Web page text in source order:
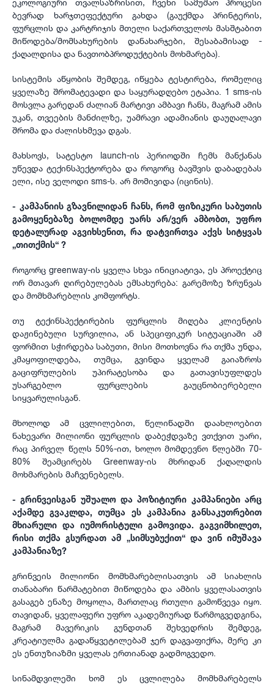
ეკოლოგიური თვალსაზრისით, ჩვენი სამუშაო პროცესი
ბევრად ხარჯთეფექტური გახდა (გაუქმდა პრინტერის,
ფურცლის და კარტრიჯის მთელი საქართველოს მასშტაბით
მიწოდება/მომსახურების დანახარჯები, შესაბამისად -
ქაღალდისა და ნავთობპროდუქტების მოხმარება).
სისტემის აწყობის შემდეგ, იწყება ტესტირება, რომელიც
ყველაზე შრომატევადი და საყურადღებო ეტაპია. 1 sms-ის
მოსვლა გარედან ძალიან მარტივი ამბავი ჩანს, მაგრამ ამის
უკან, თვეების მანძილზე, უამრავი ადამიანის დაუღალავი
შრომა და ძალისხმევა დგას.
მახსოვს, სატესტო launch-ის პერიოდში ჩემს მანქანას
უწევდა ტექინსპექტორება და როგორც ბავშვის დაბადებას
ელი, ისე ველოდი sms-ს. არ მომივიდა (იცინის).
- კამპანიის გზავნილიდან ჩანს, რომ ფიზიკური საბუთის
გამოყენებაზე ბოლომდე უარს არ/ვერ ამბობთ, უფრო
დეტალურად აგვიხსენით, რა დატვირთვა აქვს სიტყვას
„თითქმის“ ?
როგორც greenway-ის ყველა სხვა ინიციატივა, ეს პროექტიც
ორ მთავარ ღირებულებას ემსახურება: გარემოზე ზრუნვას
და მომხმარებლის კომფორტს.
თუ ტექინსპექტირების ფურცლის მიღება კლიენტის
დაჟინებული სურვილია, ან სპეციფიკურ სიტუაციაში ამ
ფორმით სჭირდება საბუთი, მისი მოთხოვნა რა თქმა უნდა,
კმაყოფილდება, თუმცა, გვინდა ყველამ გაიაზროს
გაციფრულების უპირატესობა და გათავისუფლდეს
უსარგებლო ფურცლების გაუცნობიერებელი
სიყვარულისგან.
მხოლოდ ამ ცვლილებით, წელიწადში დაახლოებით
ნახევარი მილიონი ფურცლის დაბეჭდვაზე ვთქვით უარი,
რაც პირველ წელს 50%-ით, ხოლო მომდევნო წლებში 70-
80% შეამცირებს Greenway-ის მხრიდან ქაღალდის
მოხმარების მაჩვენებელს.
- გრინვეისგან უშუალო და პოზიტიური კამპანიები არც
აქამდე გვაკლდა, თუმცა ეს კამპანია განსაკუთრებით
მხიარული და იუმორისტული გამოვიდა. გაგვიმხილეთ,
რისი თქმა გსურდათ ამ „სიმსუბუქით“ და ვინ იმუშავა
კამპანიაზე?
გრინვეის მილიონი მომხმარებლისათვის ამ სიახლის
თანაბარი წარმატებით მიწოდება და ამბის ყველასათვის
გასაგებ ენაზე მოყოლა, მართლაც რთული გამოწვევა იყო.
თავიდან, ყველაფერი უფრო აკადემიურად წარმოგვედგინა,
მაგრამ მავერიკის გუნდთან შეხვედრის შემდეგ,
კრეატიულმა გადაწყვეტილებამ ჯერ დაგვაფიქრა, მერე კი
ეს ენთუზიაზმი ყველას ერთიანად გადმოგვედო.
სინამდვილეში ხომ ეს ცვლილება მომხმარებელს